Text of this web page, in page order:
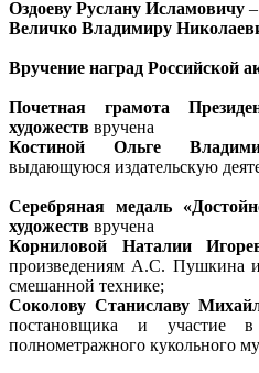
Оздоеву Руслану Исламовичу
Величко Владимиру
Вручение наград Российской
Почетная грамота
художеств вручена
Костиной Ольге
выдающуюся издательскую
Серебряная медаль
художеств вручена
Корниловой Наталии
произведениям А.С. Пушкина
смешанной технике;
Соколову Станиславу
постановщика и участие в
полнометражного кукольного